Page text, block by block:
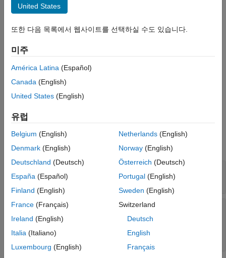
ON THIS PAGE
Description
Input Arguments
Examples
Remove intrinsic macro
Syntax
h.removeIntrinsicMacros(intrnsc_macronames)
Description
h.removeIntrinsicMacros(
Input Arguments
expand all
—ToolchainInfo object handle
variable
intrnsc_macronames —Intrinsic macro name
or names
vectors
string or string array
United States
또한 다음 목록에서 웹사이트를 선택하실 수도 있습니다.
미주
América Latina (Español)
Canada (English)
United States (English)
유럽
Belgium (English)
Denmark (English)
Deutschland (Deutsch)
España (Español)
Finland (English)
France (Français)
Ireland (English)
Italia (Italiano)
Luxembourg (English)
Netherlands(English)
Norway(English)
Österreich (Deutsch)
Portugal(English)
Sweden (English)
Switzerland
Deutsch
English
Français